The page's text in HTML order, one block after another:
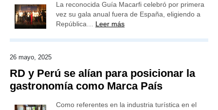
La reconocida Guía Macarfi celebró por primera
vez su gala anual fuera de España, eligiendo a
República… Leer más
26 mayo, 2025
RD y Perú se alían para posicionar la
gastronomía como Marca País
Como referentes en la industria turística en el